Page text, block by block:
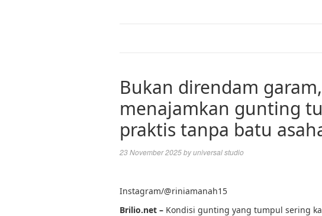
Bukan direndam
menajamkan gunting
praktis tanpa batu
23 November 2025byuniversal studio
Instagram/@riniamanah15
Brilio.net – Kondisi gunting yang tumpul sering